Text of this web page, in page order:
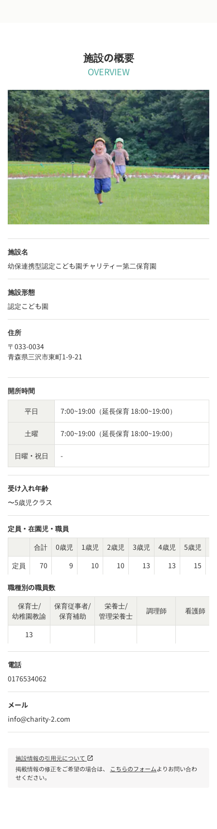
施設の概要
OVERVIEW
施設名
幼保連携型認定こども園チャリティー第二保育園
施設形態
認定こども園
住所
〒033-0034
青森県三沢市東町1-9-21
開所時間
平日 7:00~19:00（延長保育 18:00~19:00）
土曜 7:00~19:00（延長保育 18:00~19:00）
日曜・祝日 -
受け入れ年齢
〜5歳児クラス
定員・在園児・職員
合計
0歳児 1歳児 2歳児 3歳児 4歳児 5歳児
定員
70 9 10 10 13 13 15
職種別の職員数
保育士/
幼稚園教諭
保育従事者/
保育補助
栄養士/
管理栄養士
調理師 看護師
13
電話
0176534062
メール
info@charity-2.com
施設情報の引用元について open_in_new
掲載情報の修正をご希望の場合は、 こちらのフォームよりお問い合わ
せください。